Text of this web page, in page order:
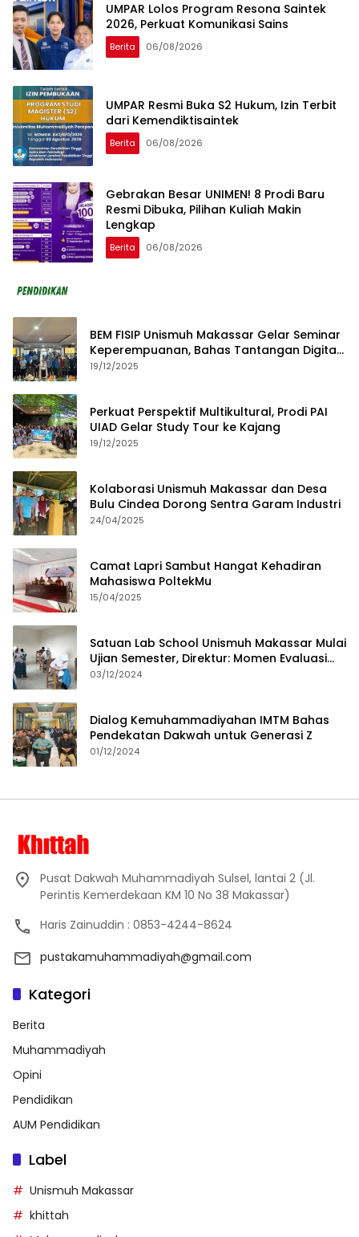
UMPAR Lolos Program Resona Saintek
2026, Perkuat Komunikasi Sains
Berita 06/08/2026
UMPAR Resmi Buka S2 Hukum, Izin Terbit
dari Kemendiktisaintek
Berita 06/08/2026
Gebrakan Besar UNIMEN! 8 Prodi Baru
Resmi Dibuka, Pilihan Kuliah Makin
Lengkap
Berita 06/08/2026
BEM FISIP Unismuh Makassar Gelar Seminar
Keperempuanan, Bahas Tantangan Digital
dan Budaya Lokal
19/12/2025
Perkuat Perspektif Multikultural, Prodi PAI
UIAD Gelar Study Tour ke Kajang
19/12/2025
Kolaborasi Unismuh Makassar dan Desa
Bulu Cindea Dorong Sentra Garam Industri
24/04/2025
Camat Lapri Sambut Hangat Kehadiran
Mahasiswa PoltekMu
15/04/2025
Satuan Lab School Unismuh Makassar Mulai
Ujian Semester, Direktur: Momen Evaluasi
Proses Pembelajaran
03/12/2024
Dialog Kemuhammadiyahan IMTM Bahas
Pendekatan Dakwah untuk Generasi Z
01/12/2024
Pusat Dakwah Muhammadiyah Sulsel, lantai 2 (Jl.
Perintis Kemerdekaan KM 10 No 38 Makassar)
Haris Zainuddin : 0853-4244-8624
pustakamuhammadiyah@gmail.com
Kategori
Berita
Muhammadiyah
Opini
Pendidikan
AUM Pendidikan
Label
Unismuh Makassar
khittah